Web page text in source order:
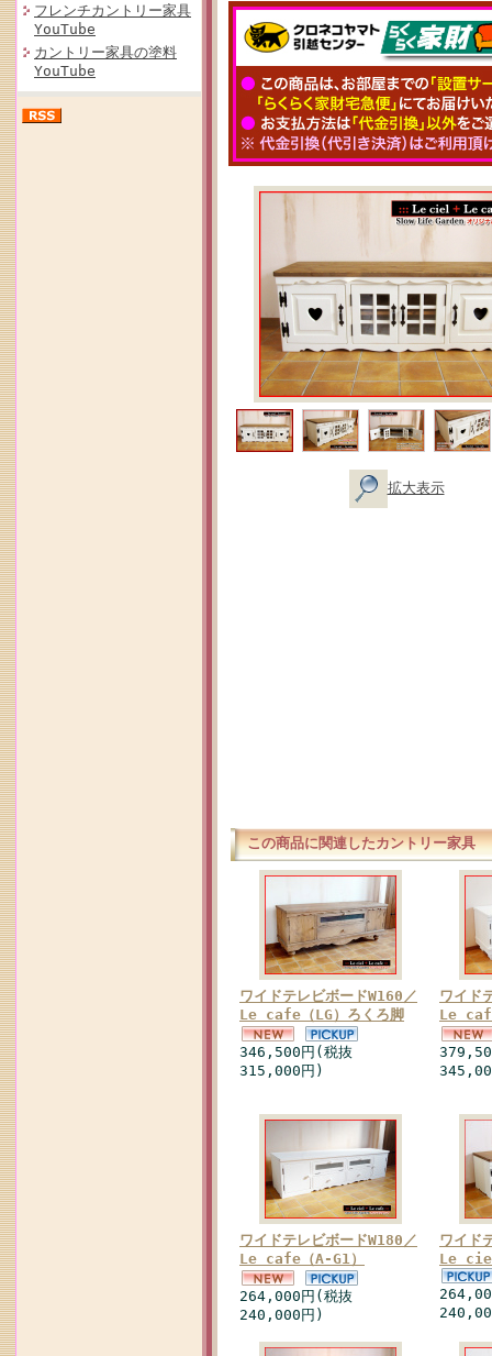
フレンチカントリー家具
YouTube
カントリー家具の塗料
YouTube
拡大表示
この商品に関連したカントリー家具
ワイドテレビボードW160／
Le cafe（LG）ろくろ脚
346,500円(税抜
315,000円)
ワイド
Le
ワイドテレビボードW180／
Le cafe（A-G1）
264,000円(税抜
240,000円)
ワイド
Le